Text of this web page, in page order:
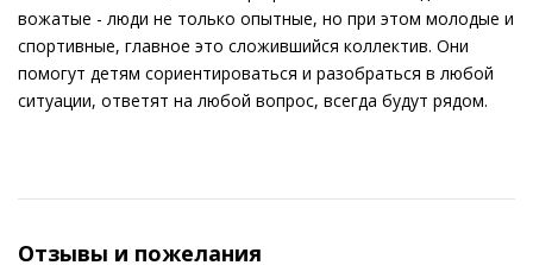
вожатые - люди не только опытные, но при этом молодые и
спортивные, главное это сложившийся коллектив. Они
помогут детям сориентироваться и разобраться в любой
ситуации, ответят на любой вопрос, всегда будут рядом.
Отзывы и пожелания